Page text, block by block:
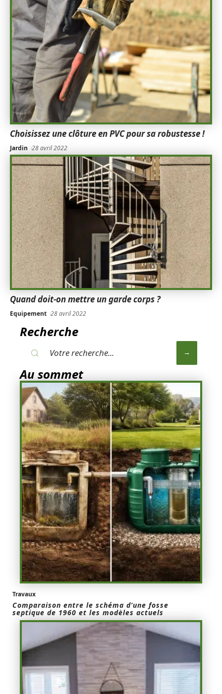
Choisissez une clôture en PVC pour sa robustesse !
Jardin 28 avril 2022
Quand doit-on mettre un garde corps ?
Equipement 28 avril 2022
Recherche
Au sommet
Travaux
Comparaison entre le schéma d’une fosse
septique de 1960 et les modèles actuels